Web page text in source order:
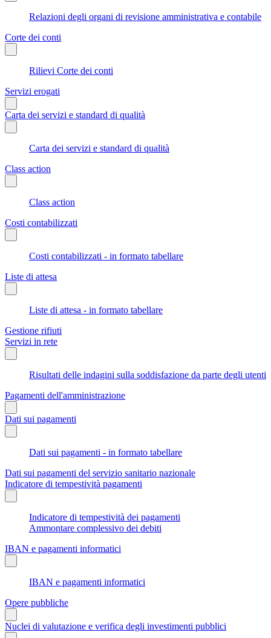
Relazioni degli organi di revisione amministrativa e contabile
Corte dei conti
Rilievi Corte dei conti
Servizi erogati
Carta dei servizi e standard di qualità
Carta dei servizi e standard di qualità
Class action
Class action
Costi contabilizzati
Costi contabilizzati - in formato tabellare
Liste di attesa
Liste di attesa - in formato tabellare
Gestione rifiuti
Servizi in rete
Risultati delle indagini sulla soddisfazione da parte degli utenti
Pagamenti dell'amministrazione
Dati sui pagamenti
Dati sui pagamenti - in formato tabellare
Dati sui pagamenti del servizio sanitario nazionale
Indicatore di tempestività pagamenti
Indicatore di tempestività dei pagamenti
Ammontare complessivo dei debiti
IBAN e pagamenti informatici
IBAN e pagamenti informatici
Opere pubbliche
Nuclei di valutazione e verifica degli investimenti pubblici